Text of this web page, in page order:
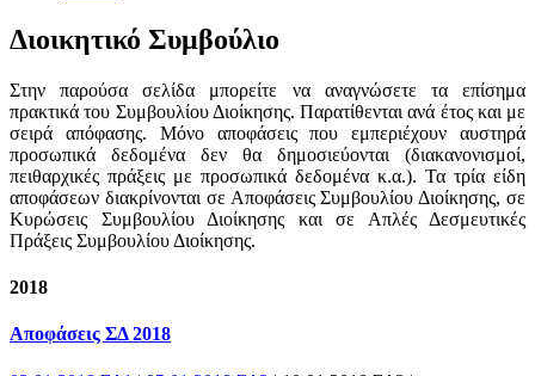
Διοικητικό Συμβούλιο
Στην παρούσα σελίδα μπορείτε να αναγνώσετε τα επίσημα
πρακτικά του Συμβουλίου Διοίκησης. Παρατίθενται ανά έτος και με
σειρά απόφασης. Μόνο αποφάσεις που εμπεριέχουν αυστηρά
προσωπικά δεδομένα δεν θα δημοσιεύονται (διακανονισμοί,
πειθαρχικές πράξεις με προσωπικά δεδομένα κ.α.). Τα τρία είδη
αποφάσεων διακρίνονται σε Αποφάσεις Συμβουλίου Διοίκησης, σε
Κυρώσεις Συμβουλίου Διοίκησης και σε Απλές Δεσμευτικές
Πράξεις Συμβουλίου Διοίκησης.
2018
Αποφάσεις ΣΔ 2018